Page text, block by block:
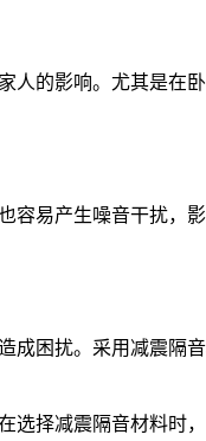
的影响。尤其是在
容易产生噪音干扰，
困扰。采用减震隔
择减震隔音材料时